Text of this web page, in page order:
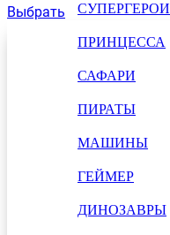
СУПЕРГЕРОИ
ПРИНЦЕССА
САФАРИ
ПИРАТЫ
МАШИНЫ
ГЕЙМЕР
ДИНОЗАВРЫ
Выбрать